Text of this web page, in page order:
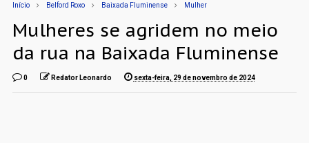
Início Belford Roxo Baixada Fluminense Mulher
Mulheres se agridem no meio
da rua na Baixada Fluminense
0 Redator Leonardo sexta-feira, 29 de novembro de 2024